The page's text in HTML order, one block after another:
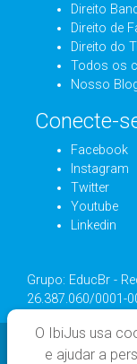
Direito
Direito de
Direito do
Todos os
Nosso
Facebook
Instagram
Twitter
Youtube
Linkedin
Grupo: EducBr -
26.387.060/0001-
O IbiJus usa
e ajudar a